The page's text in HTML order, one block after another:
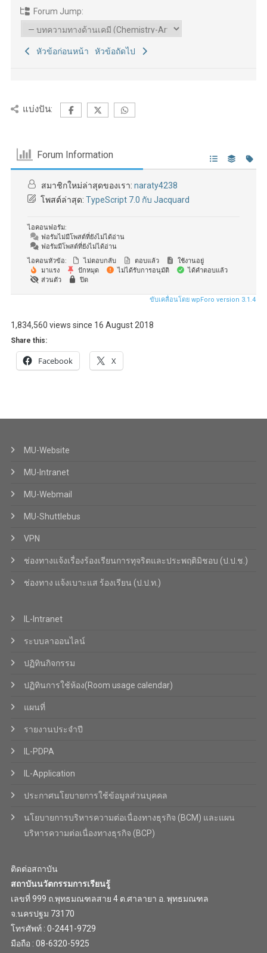
Forum Jump:
หัวข้อก่อนหน้า หัวข้อถัดไป
แบ่งปัน:
Forum Information
สมาชิกใหม่ล่าสุดของเรา: naraty4238
โพสต์ล่าสุด: TypeScript 7.0 กับ Jacquard
ไอคอนฟอรัม:
ฟอรัมไม่มีโพสต์ที่ยังไม่ได้อ่าน
ฟอรัมมีโพสต์ที่ยังไม่ได้อ่าน
ไอคอนหัวข้อ:
ไม่ตอบกลับ ตอบแล้ว
ใช้งานอยู่
มาแรง
ปักหมุด ไม่ได้รับการอนุมัติ
ได้คำตอบแล้ว
ส่วนตัว
ปิด
ขับเคลื่อนโดย wpForo version 3.1.4
1,834,560 views since 16 August 2018
Share this:
Facebook X
MU-Website
MU-Intranet
MU-Webmail
MU-Shuttlebus
VPN
ช่องทางแจ้งเรื่องร้องเรียนการทุจริตและประพฤติมิชอบ (ป.ป.ช.)
ช่องทาง แจ้งเบาะแส ร้องเรียน (ป.ป.ท.)
IL-Intranet
ระบบลาออนไลน์
ปฏิทินกิจกรรม
ปฏิทินการใช้ห้อง(Room usage calendar)
แผนที่
รายงานประจำปี
IL-PDPA
IL-Application
ประกาศนโยบายการใช้ข้อมูลส่วนบุคคล
นโยบายการบริหารความต่อเนื่องทางธุรกิจ (BCM) และแผน
บริหารความต่อเนื่องทางธุรกิจ (BCP)
ติดต่อสถาบัน
สถาบันนวัตกรรมการเรียนรู้
เลขที่ 999 ถ.พุทธมณฑลสาย 4 ต.ศาลายา อ. พุทธมณฑล
จ.นครปฐม 73170
โทรศัพท์ : 0-2441-9729
มือถือ : 08-6320-5925